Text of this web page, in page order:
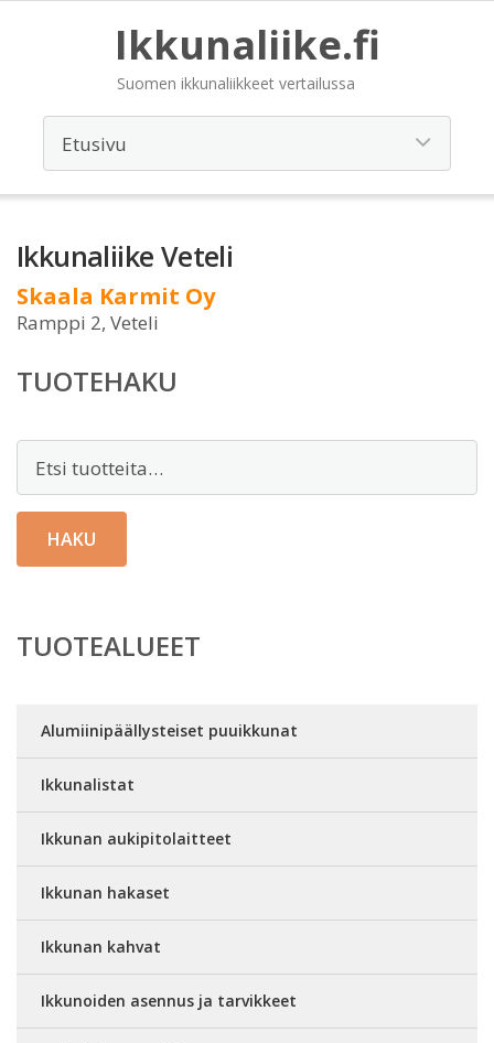
Ikkunaliike.fi
Suomen ikkunaliikkeet vertailussa
Ikkunaliike Veteli
Skaala Karmit Oy
Ramppi 2, Veteli
TUOTEHAKU
HAKU
TUOTEALUEET
Alumiinipäällysteiset puuikkunat
Ikkunalistat
Ikkunan aukipitolaitteet
Ikkunan hakaset
Ikkunan kahvat
Ikkunoiden asennus ja tarvikkeet